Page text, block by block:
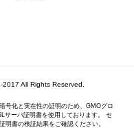
All Rights Reserved.
号化と実在性の証明のため、GMOグロ
サーバ証明書を使用しております。 セ
明書の検証結果をご確認ください。